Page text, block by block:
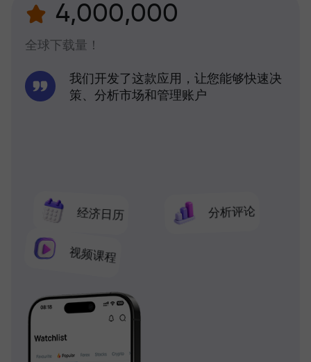
4,000,000
全球下载量！
经济日历 分析评论
视频课程
我们开发了这款应用，让您能够快速决
策、分析市场和管理账户